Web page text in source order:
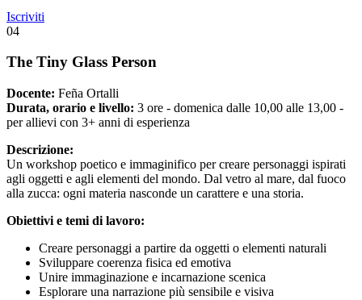
Iscriviti
04
The Tiny Glass Person
Docente: Feña Ortalli
Durata, orario e livello: 3 ore - domenica dalle 10,00 alle 13,00 -
per allievi con 3+ anni di esperienza
Descrizione:
Un workshop poetico e immaginifico per creare personaggi ispirati
agli oggetti e agli elementi del mondo. Dal vetro al mare, dal fuoco
alla zucca: ogni materia nasconde un carattere e una storia.
Obiettivi e temi di lavoro:
Creare personaggi a partire da oggetti o elementi naturali
Sviluppare coerenza fisica ed emotiva
Unire immaginazione e incarnazione scenica
Esplorare una narrazione più sensibile e visiva